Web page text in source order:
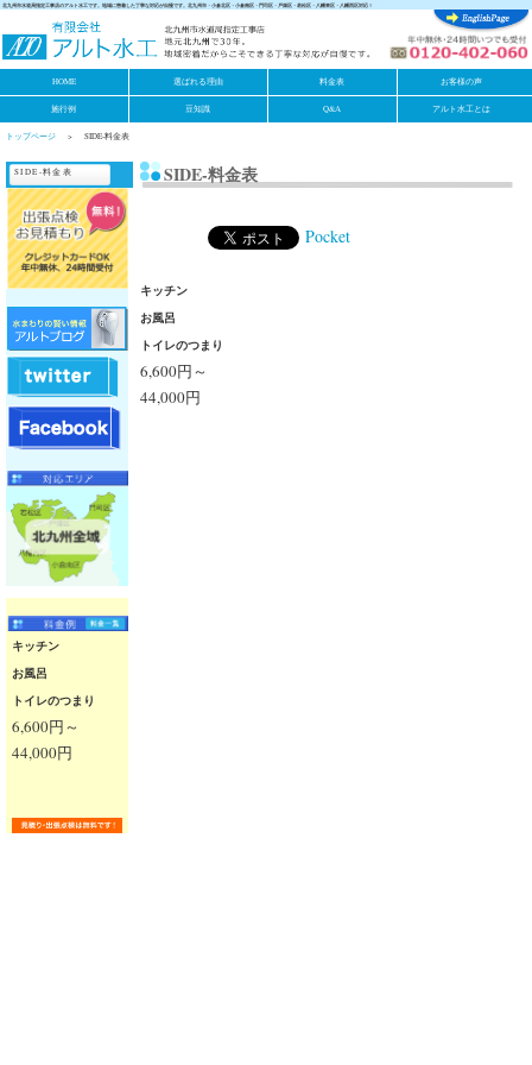
北九州市水道局指定工事店のアルト水工です。地域に密着した丁寧な対応が自慢です。北九州市・小倉北区・小倉南区・門司区・戸畑区・若松区・八幡東区・八幡西区対応！
HOME 選ばれる理由 料金表 お客様の声
施行例 豆知識 Q&A アルト水工とは
トップページ SIDE-料金表
SIDE-料金表
キッチン
お風呂
トイレのつまり
6,600円～
44,000円
SIDE-料金表
Pocket
キッチン
お風呂
トイレのつまり
6,600円～
44,000円